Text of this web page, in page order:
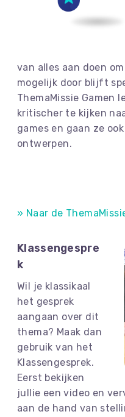
van alles aan doen
mogelijk door blijft
ThemaMissie Gamen
kritischer te kijken
games en gaan ze
ontwerpen.
» Naar de
Klassengespre
k
Wil je klassikaal
het gesprek
aangaan over dit
thema? Maak dan
gebruik van het
Klassengesprek.
Eerst bekijken
jullie een video en
aan de hand van